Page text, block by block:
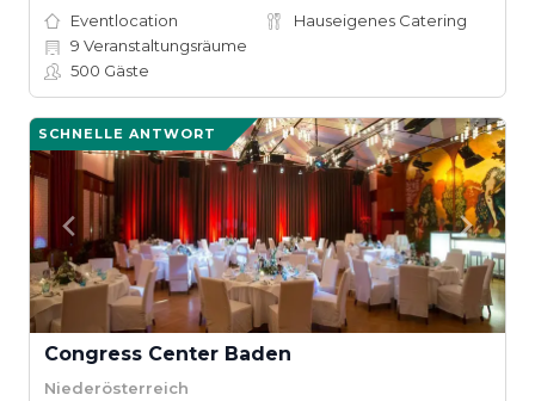
Eventlocation
Hauseigenes Catering
9 Veranstaltungsräume
500 Gäste
SCHNELLE ANTWORT
Congress Center Baden
Niederösterreich